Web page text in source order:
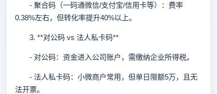
- 聚合码（一码通微信/支付宝/信用卡等）：费率
0.38%左右，但转化率提升40%以上。
3. **对公码 vs 法人私卡码**
- 对公码：资金进入公司账户，需缴纳企业所得税。
- 法人私卡码：小微商户常用，但单日限额5万，且无
法开票。